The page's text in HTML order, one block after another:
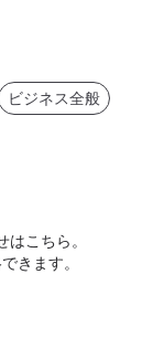
ビジネス全般
こちら。
きます。